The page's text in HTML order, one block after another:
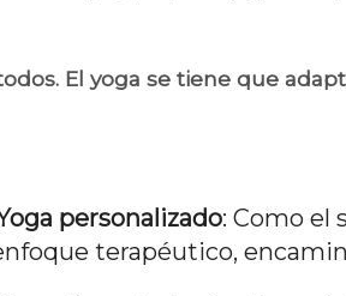
El yoga se tiene que
personalizado: Como el
terapéutico,